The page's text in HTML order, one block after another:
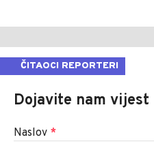
ČITAOCI REPORTERI
Dojavite nam vijest
Naslov *